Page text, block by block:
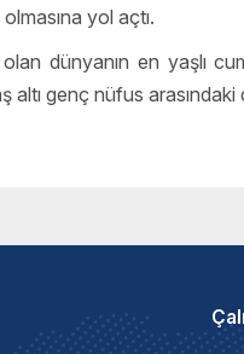
yol açtı.
dünyanın en yaşlı
genç nüfus